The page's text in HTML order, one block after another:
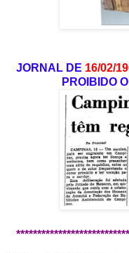
JORNAL DE 16/02/
PROIBIDO